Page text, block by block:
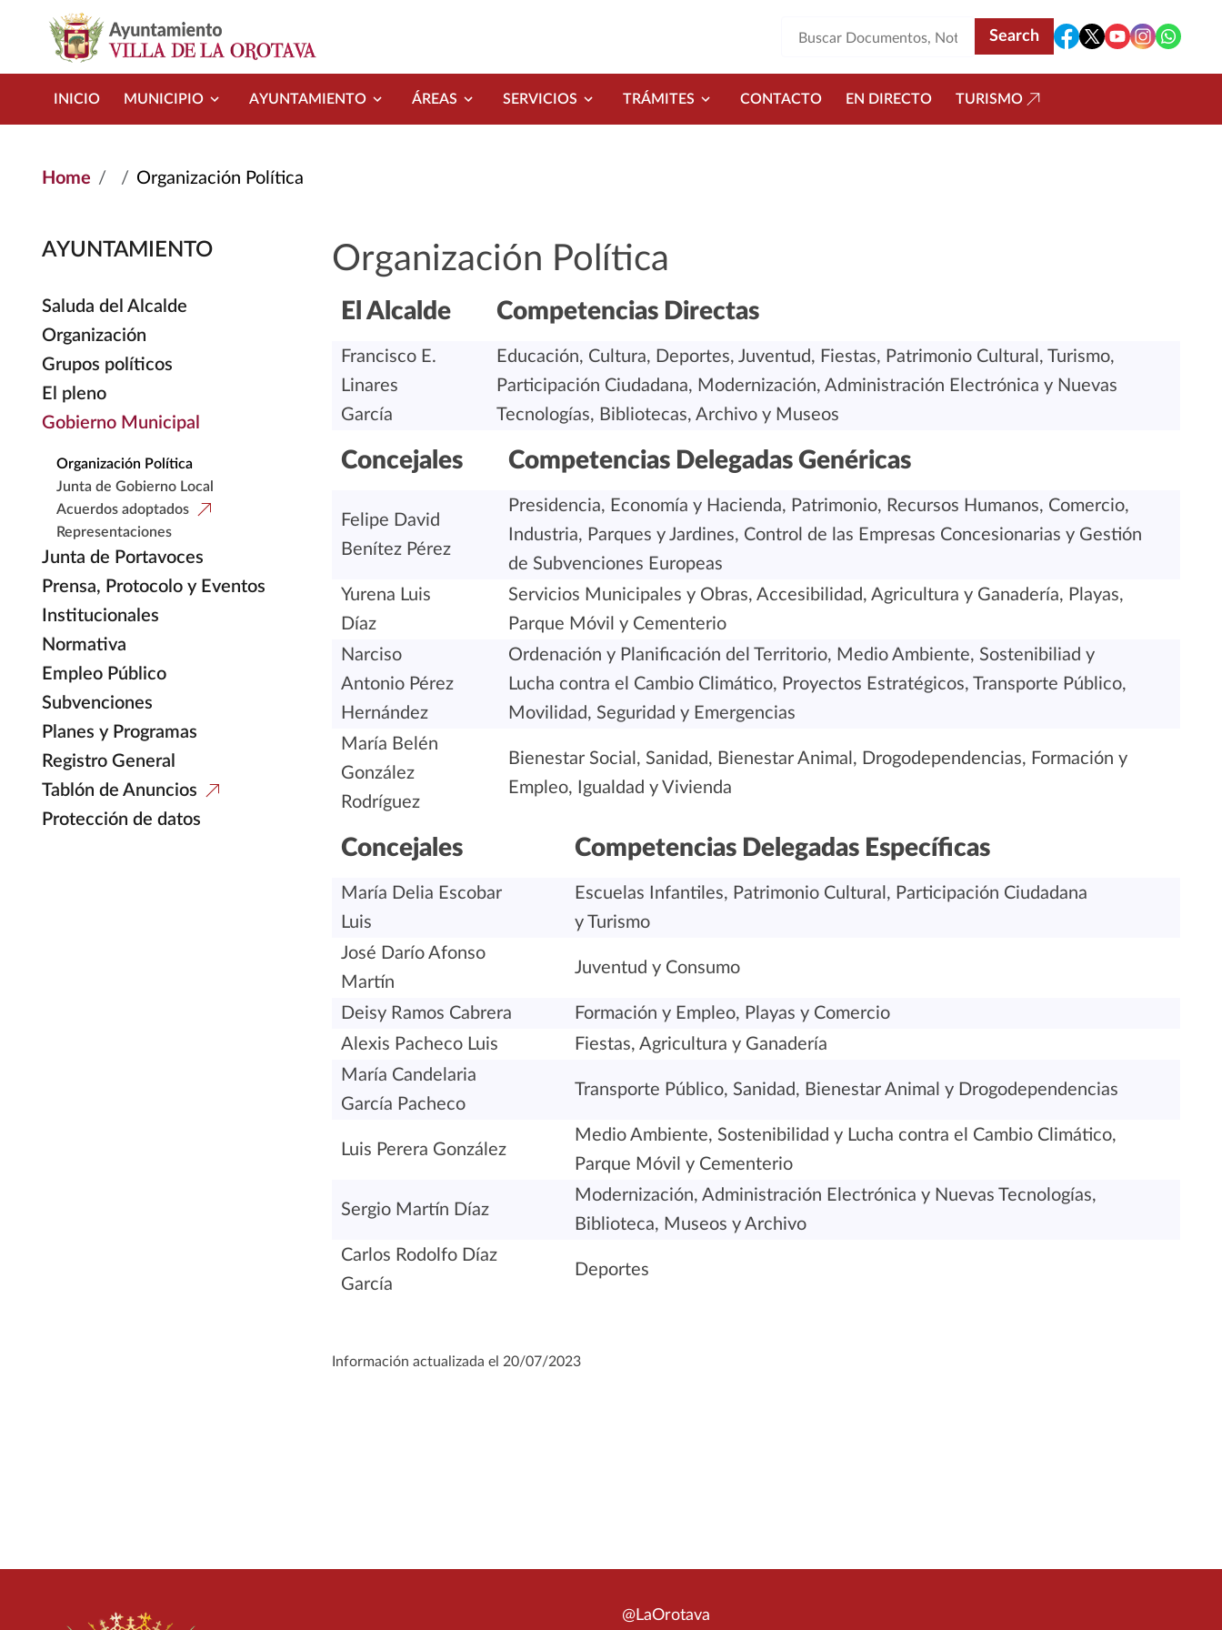
INICIO MUNICIPIO AYUNTAMIENTO ÁREAS SERVICIOS TRÁMITES CONTACTO EN DIRECTO TURISMO
Home Organización Política
AYUNTAMIENTO
Saluda del Alcalde
Organización
Grupos políticos
El pleno
Gobierno Municipal
Organización Política
Junta de Gobierno Local
Acuerdos adoptados
Representaciones
Junta de Portavoces
Prensa, Protocolo y Eventos
Institucionales
Normativa
Empleo Público
Subvenciones
Planes y Programas
Registro General
Tablón de Anuncios
Protección de datos
Organización Política
El Alcalde Competencias Directas
Francisco E.
Linares
García
Educación, Cultura, Deportes, Juventud, Fiestas, Patrimonio Cultural, Turismo,
Participación Ciudadana, Modernización, Administración Electrónica y Nuevas
Tecnologías, Bibliotecas, Archivo y Museos
Concejales Competencias Delegadas Genéricas
Felipe David
Benítez Pérez
Presidencia, Economía y Hacienda, Patrimonio, Recursos Humanos, Comercio,
Industria, Parques y Jardines, Control de las Empresas Concesionarias y Gestión
de Subvenciones Europeas
Yurena Luis
Díaz
Servicios Municipales y Obras, Accesibilidad, Agricultura y Ganadería, Playas,
Parque Móvil y Cementerio
Narciso
Antonio Pérez
Hernández
Ordenación y Planificación del Territorio, Medio Ambiente, Sostenibiliad y
Lucha contra el Cambio Climático, Proyectos Estratégicos, Transporte Público,
Movilidad, Seguridad y Emergencias
María Belén
González
Rodríguez
Bienestar Social, Sanidad, Bienestar Animal, Drogodependencias, Formación y
Empleo, Igualdad y Vivienda
Concejales Competencias Delegadas Específicas
María Delia Escobar
Luis
Escuelas Infantiles, Patrimonio Cultural, Participación Ciudadana
y Turismo
José Darío Afonso
Martín
Juventud y Consumo
Deisy Ramos Cabrera
Formación y Empleo, Playas y Comercio
Alexis Pacheco Luis
Fiestas, Agricultura y Ganadería
María Candelaria
García Pacheco
Transporte Público, Sanidad, Bienestar Animal y Drogodependencias
Luis Perera González
Medio Ambiente, Sostenibilidad y Lucha contra el Cambio Climático,
Parque Móvil y Cementerio
Sergio Martín Díaz
Modernización, Administración Electrónica y Nuevas Tecnologías,
Biblioteca, Museos y Archivo
Carlos Rodolfo Díaz
García
Deportes
Información actualizada el 20/07/2023
@LaOrotava